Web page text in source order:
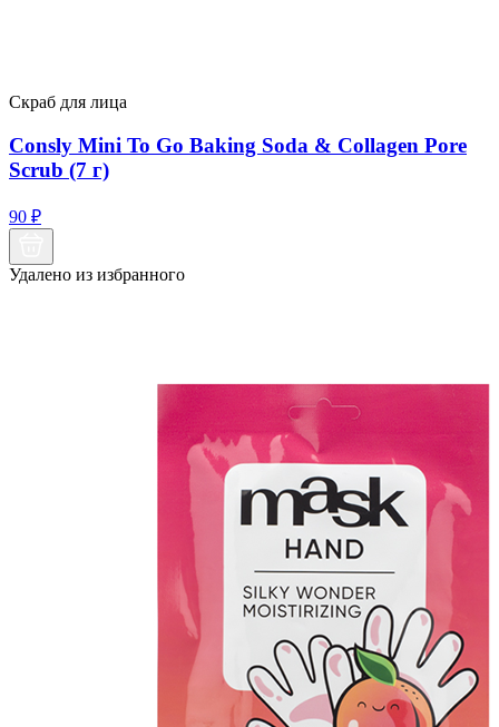
Скраб для лица
Consly Mini To Go Baking Soda & Collagen Pore
Scrub (7 г)
90 ₽
Удалено из избранного